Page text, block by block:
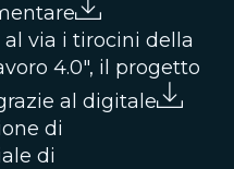
al via i tirocini della
4.0", il progetto
al digitale
di
di